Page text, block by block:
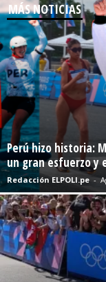
MÁS NOTICIAS
Perú hizo historia:
un gran esfuerzo y
Redacción ELPOLI.pe -